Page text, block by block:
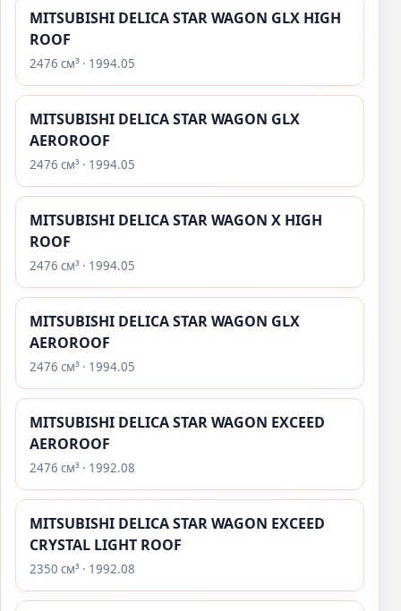
MITSUBISHI DELICA STAR WAGON GLX HIGH
ROOF
2476 см³ · 1994.05
MITSUBISHI DELICA STAR WAGON GLX
AEROROOF
2476 см³ · 1994.05
MITSUBISHI DELICA STAR WAGON X HIGH
ROOF
2476 см³ · 1994.05
MITSUBISHI DELICA STAR WAGON GLX
AEROROOF
2476 см³ · 1994.05
MITSUBISHI DELICA STAR WAGON EXCEED
AEROROOF
2476 см³ · 1992.08
MITSUBISHI DELICA STAR WAGON EXCEED
CRYSTAL LIGHT ROOF
2350 см³ · 1992.08